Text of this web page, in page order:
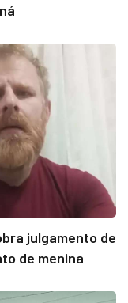
julgamento de
de menina